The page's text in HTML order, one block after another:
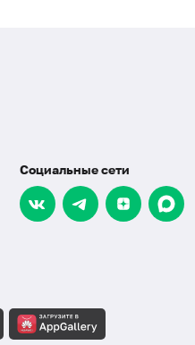
Социальные сети